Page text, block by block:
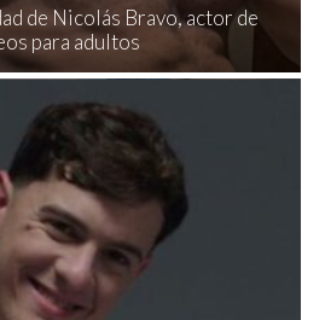
de Nicolás Bravo, actor de
para adultos